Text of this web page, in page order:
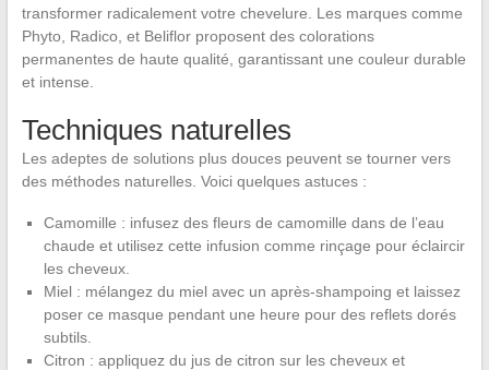
transformer radicalement votre chevelure. Les marques comme
Phyto, Radico, et Beliflor proposent des colorations
permanentes de haute qualité, garantissant une couleur durable
et intense.
Techniques naturelles
Les adeptes de solutions plus douces peuvent se tourner vers
des méthodes naturelles. Voici quelques astuces :
Camomille : infusez des fleurs de camomille dans de l’eau
chaude et utilisez cette infusion comme rinçage pour éclaircir
les cheveux.
Miel : mélangez du miel avec un après-shampoing et laissez
poser ce masque pendant une heure pour des reflets dorés
subtils.
Citron : appliquez du jus de citron sur les cheveux et